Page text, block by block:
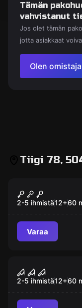
Tämän
vahvistanut
Jos olet tämän
jotta asiakkaat
Olen omistaja
Tiigi 78,
Dracula
2-5 ihmistä12+60
Varaa
2-5 ihmistä12+60